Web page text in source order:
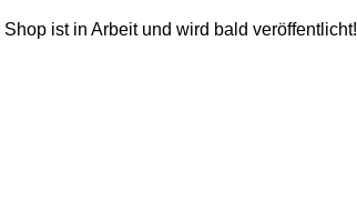
ist in Arbeit und wird bald veröffentlicht!